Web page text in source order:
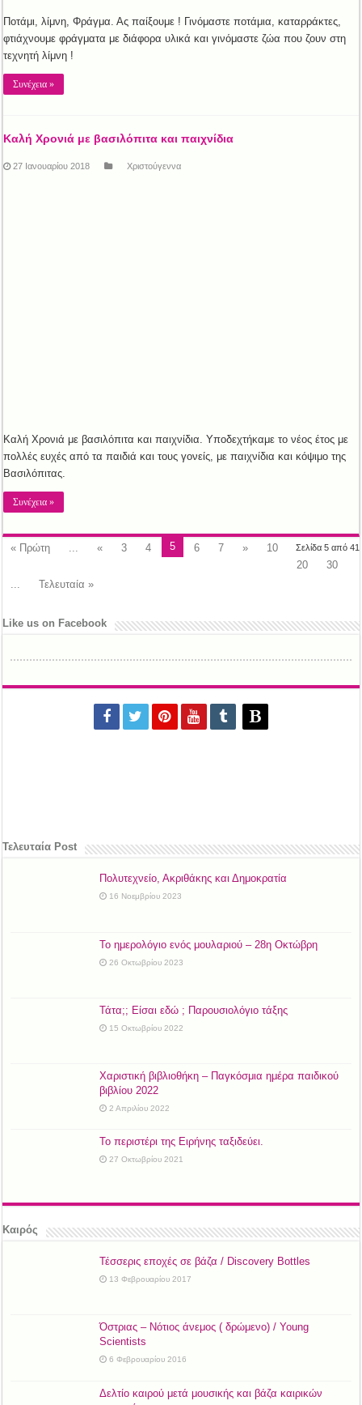
Ποτάμι, λίμνη, Φράγμα. Ας παίξουμε ! Γινόμαστε ποτάμια, καταρράκτες,
φτιάχνουμε φράγματα με διάφορα υλικά και γινόμαστε ζώα που ζουν στη
τεχνητή λίμνη !
Συνέχεια »
Καλή Χρονιά με βασιλόπιτα και παιχνίδια
27 Ιανουαρίου 2018 Χριστούγεννα
Καλή Χρονιά με βασιλόπιτα και παιχνίδια. Υποδεχτήκαμε το νέος έτος με
πολλές ευχές από τα παιδιά και τους γονείς, με παιχνίδια και κόψιμο της
Βασιλόπιτας.
Συνέχεια »
Σελίδα 5 από 41
« Πρώτη ... « 3 4 5 6 7 »
10
20
30
...
Τελευταία »
Like us on Facebook
Τελευταία Post
Πολυτεχνείο, Ακριθάκης και Δημοκρατία
16 Νοεμβρίου 2023
Το ημερολόγιο ενός μουλαριού – 28η Οκτώβρη
26 Οκτωβρίου 2023
Τάτα;; Είσαι εδώ ; Παρουσιολόγιο τάξης
15 Οκτωβρίου 2022
Χαριστική βιβλιοθήκη – Παγκόσμια ημέρα παιδικού
βιβλίου 2022
2 Απριλίου 2022
Το περιστέρι της Ειρήνης ταξιδεύει.
27 Οκτωβρίου 2021
Καιρός
Τέσσερις εποχές σε βάζα / Discovery Bottles
13 Φεβρουαρίου 2017
Όστριας – Νότιος άνεμος ( δρώμενο) / Young
Scientists
6 Φεβρουαρίου 2016
Δελτίο καιρού μετά μουσικής και βάζα καιρικών